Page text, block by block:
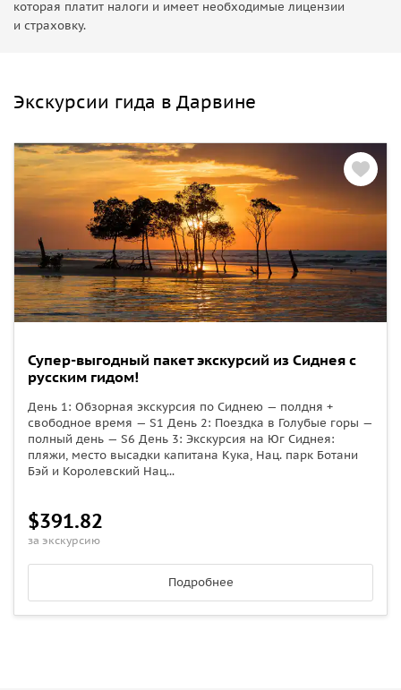
которая платит налоги и имеет необходимые лицензии
и страховку.
Экскурсии гида в Дарвине
Супер-выгодный пакет экскурсий из Сиднея с
русским гидом!
День 1: Обзорная экскурсия по Сиднею — полдня +
свободное время — S1 День 2: Поездка в Голубые горы —
полный день — S6 День 3: Экскурсия на Юг Сиднея:
пляжи, место высадки капитана Кука, Нац. парк Ботани
Бэй и Королевский Нац...
$391.82
за экскурсию
Подробнее